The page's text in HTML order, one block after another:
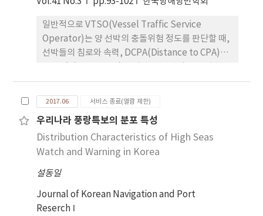
일반적으로 VTSO(Vessel Traffic Service
Operator)는 양 선박의 충돌위험 정도를 판단할 때,
선박들의 침로와 속력, DCPA(Distance to CPA)와
을 종합적으로 고려한다. 이에 본 연구에서는
VTS(Vessel Traffic Service) 관점에서의 선박충
돌위험을 예측하는 방법으로 위험지수(Risk Index,
RI)를 선박 조우 상황에 따른 위험, 선박 간 근접거리
에 따른 위험 그리고 접근시간에 따른 위험으로 나누
어 구하고, VTSO의 위험 태도를 반영한 충돌 위험도
VTSO 설문을 실시하여 구하였고, 제안한 위험도의
타당성 검증을 위하여 부산항의 실제 사고 사례에
ES(Environmental Stress) 모델의 교통 환경 스트
2017.06 서비스 종료(열람 제한)
우리나라 풍랑특보의 분포 특성
Distribution Characteristics of High Seas
Watch and Warning in Korea
설동일
Journal of Korean Navigation and Port
Reserch